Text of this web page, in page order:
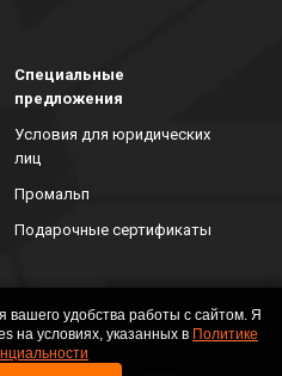
Специальные
предложения
Условия для юридических
лиц
Промальп
Подарочные сертификаты
удобства работы с сайтом. Я
на условиях, указанных в Политике